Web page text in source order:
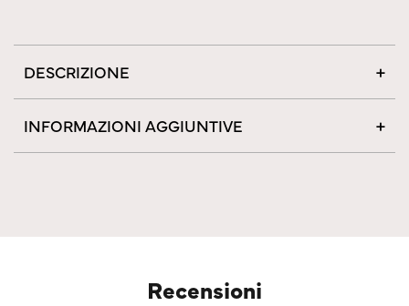
DESCRIZIONE
INFORMAZIONI AGGIUNTIVE
Recensioni